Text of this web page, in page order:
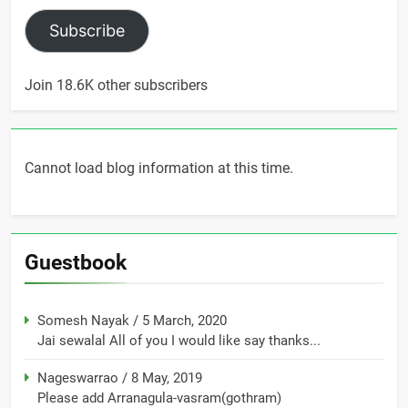
Subscribe
Join 18.6K other subscribers
Cannot load blog information at this time.
Guestbook
Somesh Nayak / 5 March, 2020
Jai sewalal All of you I would like say thanks...
Nageswarrao / 8 May, 2019
Please add Arranagula-vasram(gothram)